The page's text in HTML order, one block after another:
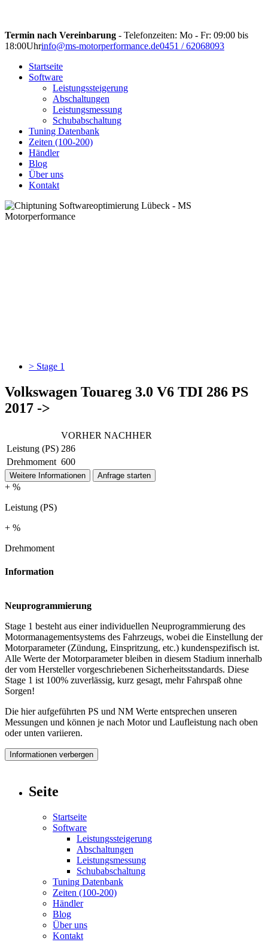
Termin nach Vereinbarung - Telefonzeiten: Mo - Fr: 09:00 bis
18:00Uhrinfo@ms-motorperformance.de0451 / 62068093
Startseite
Software
Leistungssteigerung
Abschaltungen
Leistungsmessung
Schubabschaltung
Tuning Datenbank
Zeiten (100-200)
Händler
Blog
Über uns
Kontakt
> Stage 1
Volkswagen Touareg 3.0 V6 TDI 286 PS
2017 ->
VORHER NACHHER
Leistung (PS) 286
Drehmoment 600
Weitere Informationen Anfrage starten
+ %
Leistung (PS)
+ %
Drehmoment
Information
Neuprogrammierung
Stage 1 besteht aus einer individuellen Neuprogrammierung des
Motormanagementsystems des Fahrzeugs, wobei die Einstellung der
Motorparameter (Zündung, Einspritzung, etc.) kundenspezifisch ist.
Alle Werte der Motorparameter bleiben in diesem Stadium innerhalb
der vom Hersteller vorgeschriebenen Sicherheitsstandards. Diese
Stage 1 ist 100% zuverlässig, kurz gesagt, mehr Fahrspaß ohne
Sorgen!
Die hier aufgeführten PS und NM Werte entsprechen unseren
Messungen und können je nach Motor und Laufleistung nach oben
oder unten variieren.
Informationen verbergen
Seite
Startseite
Software
Leistungssteigerung
Abschaltungen
Leistungsmessung
Schubabschaltung
Tuning Datenbank
Zeiten (100-200)
Händler
Blog
Über uns
Kontakt